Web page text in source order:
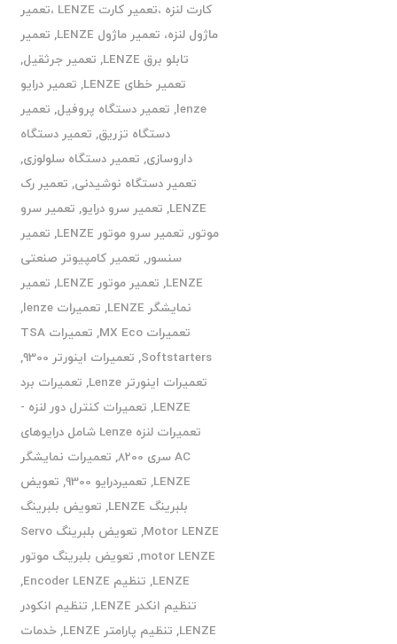
کارت لنزه ،تعمیر کارت LENZE ،تعمیر
ماژول لنزه، تعمیر ماژول LENZE
, تعمیر
تابلو برق LENZE
, تعمیر جرثقیل,
تعمیر خطای LENZE
, تعمیر درایو
lenze
, تعمیر دستگاه پروفیل, تعمیر
دستگاه تزریق, تعمیر دستگاه
داروسازی, تعمیر دستگاه سلولوزی,
تعمیر دستگاه نوشیدنی, تعمیر رک
LENZE
, تعمیر سرو درایو, تعمیر سرو
موتور, تعمیر سرو موتور LENZE , تعمیر
سنسور, تعمیر کامپیوتر صنعتی
LENZE
, تعمیر موتور LENZE , تعمیر
نمایشگر LENZE
, تعمیرات lenze
,
تعمیرات MX Eco
,
تعمیرات TSA
Softstarters
, تعمیرات اینورتر 9300
,
تعمیرات اینورتر Lenze
, تعمیرات برد
LENZE
, تعمیرات کنترل دور لنزه -
تعمیرات لنزه Lenze شامل درایوهای
AC سری 8200
, تعمیرات نمایشگر
LENZE
, تعمیردرایو 9300 , تعویض
بلبرینگ LENZE
, تعویض بلبرینگ
Motor LENZE
,
تعویض بلبرینگ Servo
motor LENZE
, تعویض بلبرینگ موتور
LENZE
, تنظیم Encoder LENZE
,
تنظیم انکدر LENZE
, تنظیم انکودر
LENZE
, تنظیم پارامتر LENZE ,خدمات